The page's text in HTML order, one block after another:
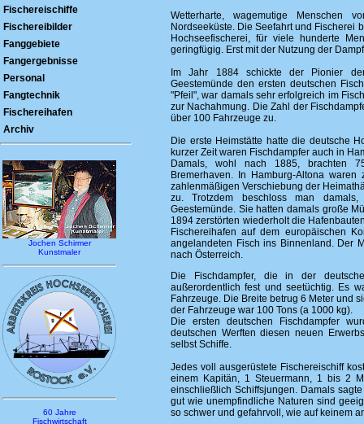
Fischereischiffe
Fischereibilder
Fanggebiete
Fangergebnisse
Personal
Fangtechnik
Fischereihafen
Archiv
Jochen Schirmer
Kunstmaler
60 Jahre
Fischwirtschaft
Wetterharte, wagemutige Menschen
Nordseeküste. Die Seefahrt und Fischerei
Hochseefischerei, für viele hunderte
geringfügig. Erst mit der Nutzung der
Im Jahr 1884 schickte der Pionier
Geestemünde den ersten deutschen
"Pfeil", war damals sehr erfolgreich im
zur Nachahmung. Die Zahl der
über 100 Fahrzeuge zu.
Die erste Heimstätte hatte die deutsche
kurzer Zeit waren Fischdampfer auch in
Damals, wohl nach 1885, brachten
Bremerhaven. In Hamburg-Altona
zahlenmäßigen Verschiebung der
zu. Trotzdem beschloss man
Geestemünde. Sie hatten damals große
1894 zerstörten wiederholt die
Fischereihafen auf dem europäischen
angelandeten Fisch ins Binnenland. Der
nach Österreich.
Die Fischdampfer, die in der
außerordentlich fest und seetüchtig. Es
Fahrzeuge. Die Breite betrug 6 Meter und
der Fahrzeuge war 100 Tons (a 1000 kg).
Die ersten deutschen Fischdampfer
deutschen Werften diesen neuen
selbst Schiffe.
Jedes voll ausgerüstete Fischereischiff
einem Kapitän, 1 Steuermann, 1 bis 2
einschließlich Schiffsjungen. Damals
gut wie unempfindliche Naturen sind
so schwer und gefahrvoll, wie auf keinem